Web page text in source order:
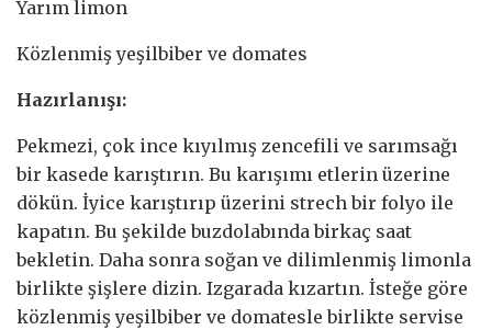
Yarım limon
Közlenmiş yeşilbiber ve domates
Hazırlanışı:
Pekmezi, çok ince kıyılmış zencefili ve sarımsağı
bir kasede karıştırın. Bu karışımı etlerin üzerine
dökün. İyice karıştırıp üzerini strech bir folyo ile
kapatın. Bu şekilde buzdolabında birkaç saat
bekletin. Daha sonra soğan ve dilimlenmiş limonla
birlikte şişlere dizin. Izgarada kızartın. İsteğe göre
közlenmiş yeşilbiber ve domatesle birlikte servise